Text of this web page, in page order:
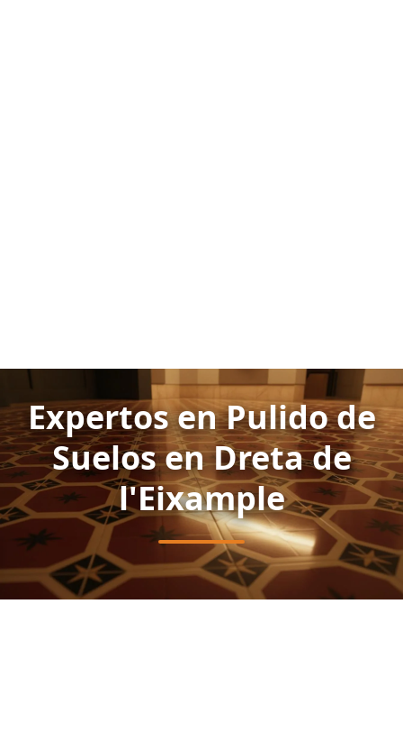
Expertos en Pulido de
Suelos en Dreta de
l'Eixample